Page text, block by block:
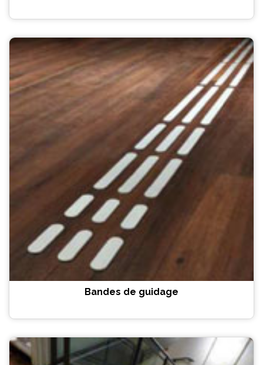
Bandes de guidage